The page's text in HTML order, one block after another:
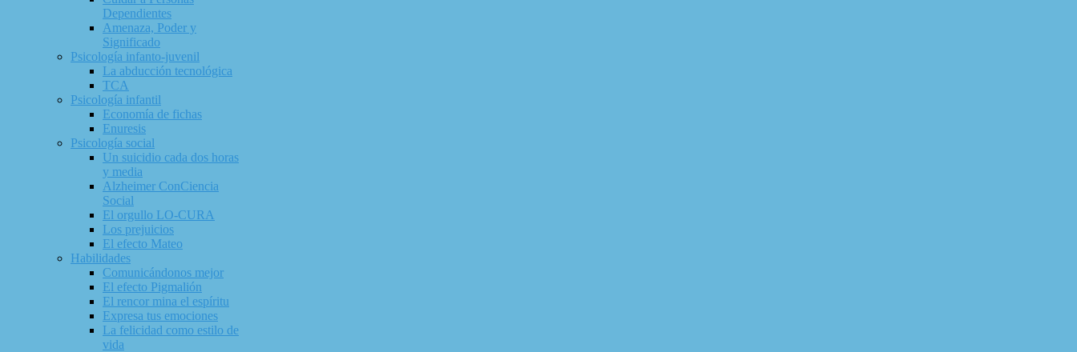
Dependientes
Amenaza, Poder y
Significado
Psicología infanto-juvenil
La abducción tecnológica
TCA
Psicología infantil
Economía de fichas
Enuresis
Psicología social
Un suicidio cada dos horas
y media
Alzheimer ConCiencia
Social
El orgullo LO-CURA
Los prejuicios
El efecto Mateo
Habilidades
Comunicándonos mejor
El efecto Pigmalión
El rencor mina el espíritu
Expresa tus emociones
La felicidad como estilo de
vida